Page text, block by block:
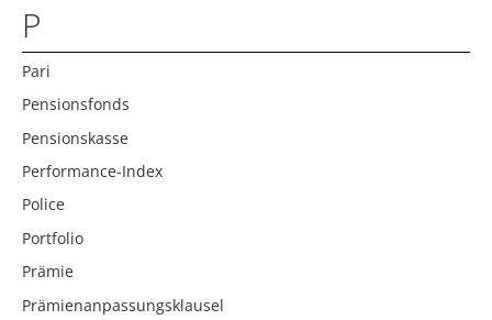
P
Pari
Pensionsfonds
Pensionskasse
Performance-Index
Police
Portfolio
Prämie
Prämienanpassungsklausel